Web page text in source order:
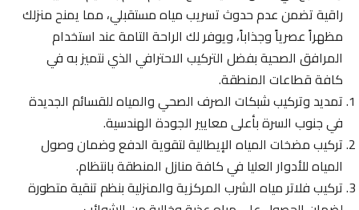
راقية تضمن عدم حدوث تسريب مياه مستقبلي، مما يمنح منزلك
مظهراً عصرياً وجذاباً، ويوفر لك الراحة التامة عند استخدام
المرافق الصحية بفضل التركيب الاحترافي الذي نتميز به في
كافة قطاعات المنطقة.
تمديد وتركيب شبكات الصرف الصحي والمياه للقسائم الجديدة
في جنوب السرة بأعلى معايير الجودة الهندسية.
تركيب مضخات المياه الإيطالية لتقوية الدفع وضمان وصول
المياه للأدوار العليا في كافة منازل المنطقة بانتظام.
تركيب فلاتر مياه الشرب المركزية والمنزلية بنظم تنقية متطورة